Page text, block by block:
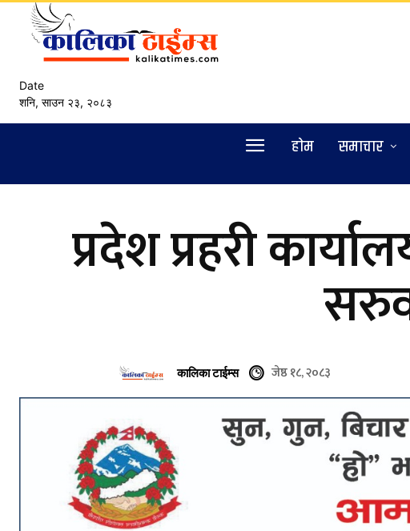
Date
शनि, साउन २३, २०८३
हाेम समाचार
प्रदेश प्रहरी
कालिका टाईम्स जेष्ठ १८, २०८३